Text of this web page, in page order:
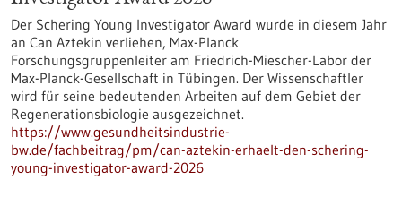
Der Schering Young Investigator Award wurde in diesem Jahr
an Can Aztekin verliehen, Max-Planck
Forschungsgruppenleiter am Friedrich-Miescher-Labor der
Max-Planck-Gesellschaft in Tübingen. Der Wissenschaftler
wird für seine bedeutenden Arbeiten auf dem Gebiet der
Regenerationsbiologie ausgezeichnet.
https://www.gesundheitsindustrie-
bw.de/fachbeitrag/pm/can-aztekin-erhaelt-den-schering-
young-investigator-award-2026